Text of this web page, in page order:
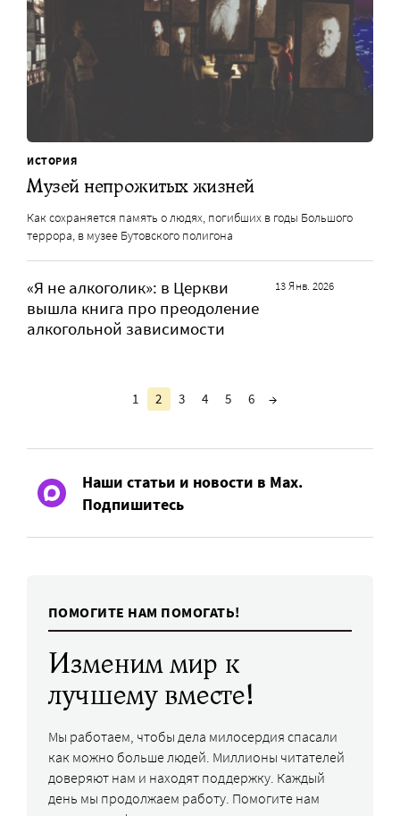
ИСТОРИЯ
Музей непрожитых жизней
Как сохраняется память о людях, погибших в годы Большого
террора, в музее Бутовского полигона
«Я не алкоголик»: в Церкви
вышла книга про преодоление
алкогольной зависимости
13 Янв. 2026
1 2 3 4 5 6 →
Наши статьи и новости в Max.
Подпишитесь
ПОМОГИТЕ НАМ ПОМОГАТЬ!
Изменим мир к
лучшему вместе!
Мы работаем, чтобы дела милосердия спасали
как можно больше людей. Миллионы читателей
доверяют нам и находят поддержку. Каждый
день мы продолжаем работу. Помогите нам